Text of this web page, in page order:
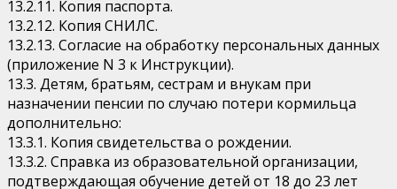
13.2.11. Копия паспорта.
13.2.12. Копия СНИЛС.
13.2.13. Согласие на обработку персональных данных
(приложение N 3 к Инструкции).
13.3. Детям, братьям, сестрам и внукам при
назначении пенсии по случаю потери кормильца
дополнительно:
13.3.1. Копия свидетельства о рождении.
13.3.2. Справка из образовательной организации,
подтверждающая обучение детей от 18 до 23 лет